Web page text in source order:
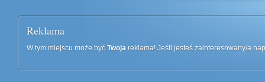
Reklama
W tym miejscu może być Twoja reklama! Jeśli jesteś zainteresowany/a